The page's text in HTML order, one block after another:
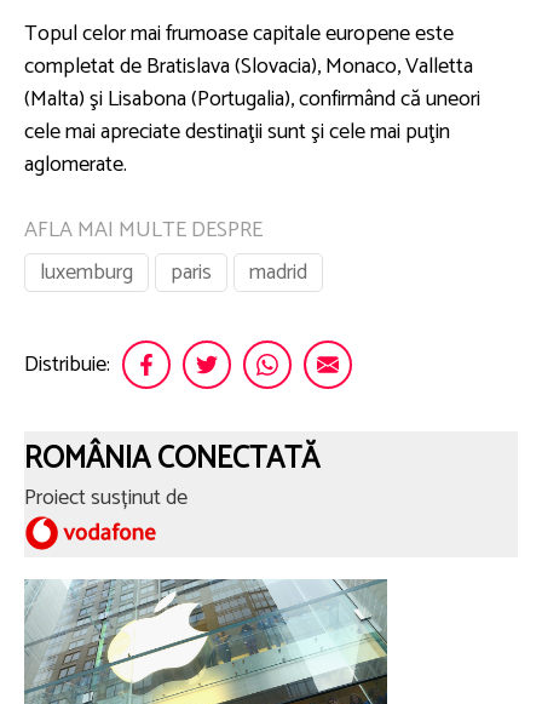
Topul celor mai frumoase capitale europene este
completat de Bratislava (Slovacia), Monaco, Valletta
(Malta) şi Lisabona (Portugalia), confirmând că uneori
cele mai apreciate destinaţii sunt şi cele mai puţin
aglomerate.
AFLA MAI MULTE DESPRE
luxemburg
paris madrid
Distribuie:
ROMÂNIA CONECTATĂ
Proiect susținut de